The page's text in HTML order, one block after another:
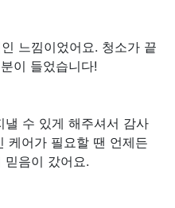
느낌이었어요. 청소가 끝
이 들었습니다!
수 있게 해주셔서 감사
케어가 필요할 땐 언제든
믿음이 갔어요.